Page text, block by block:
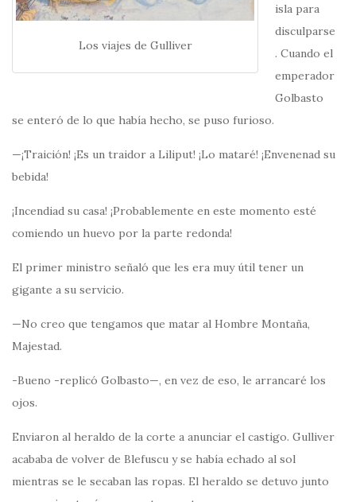
Los viajes de Gulliver
isla para
disculparse
. Cuando el
emperador
Golbasto
se enteró de lo que había hecho, se puso furioso.
—¡Traición! ¡Es un traidor a Liliput! ¡Lo mataré! ¡Envenenad su
bebida!
¡Incendiad su casa! ¡Probablemente en este momento esté
comiendo un huevo por la parte redonda!
El primer ministro señaló que les era muy útil tener un
gigante a su servicio.
—No creo que tengamos que matar al Hombre Montaña,
Majestad.
-Bueno -replicó Golbasto—, en vez de eso, le arrancaré los
ojos.
Enviaron al heraldo de la corte a anunciar el castigo. Gulliver
acababa de volver de Blefuscu y se había echado al sol
mientras se le secaban las ropas. El heraldo se detuvo junto